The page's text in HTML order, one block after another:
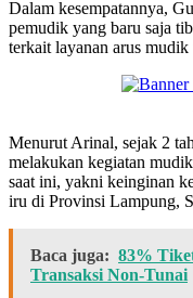
Dalam kesempatannya,
pemudik yang baru saja
terkait layanan arus
Menurut Arinal, sejak 2
melakukan kegiatan
saat ini, yakni keinginan
iru di Provinsi Lampung,
Baca juga: 83%
Transaksi Non-Tunai